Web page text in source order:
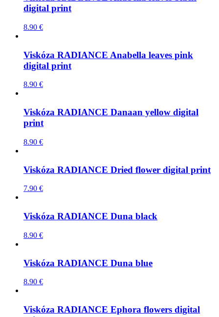
digital print
8.90 €
Viskóza RADIANCE Anabella leaves pink
digital print
8.90 €
Viskóza RADIANCE Danaan yellow digital
print
8.90 €
Viskóza RADIANCE Dried flower digital print
7.90 €
Viskóza RADIANCE Duna black
8.90 €
Viskóza RADIANCE Duna blue
8.90 €
Viskóza RADIANCE Ephora flowers digital